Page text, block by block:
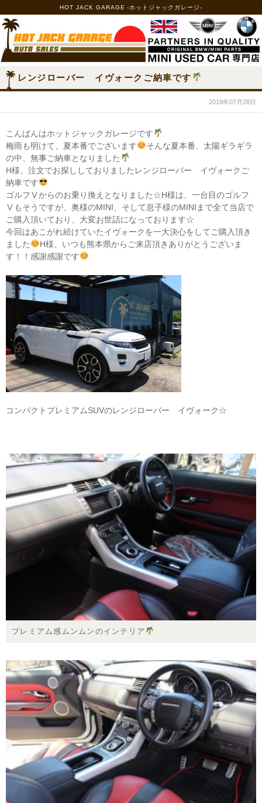
HOT JACK GARAGE -ホットジャックガレージ-
レンジローバー イヴォークご納車です
2019年07月28日
こんばんはホットジャックガレージです
梅雨も明けて、夏本番でございます
そんな夏本番、太陽ギラギラ
の中、無事ご納車となりました
H様、注文でお探ししておりましたレンジローバー イヴォークご
納車です
ゴルフⅤからのお乗り換えとなりました☆H様は、一台目のゴルフ
Ⅴもそうですが、奥様のMINI、そして息子様のMINIまで全て当店で
ご購入頂いており、大変お世話になっております☆
今回はあこがれ続けていたイヴォークを一大決心をしてご購入頂き
ました
H様、いつも熊本県からご来店頂きありがとうございま
す！！感謝感謝です
コンパクトプレミアムSUVのレンジローバー イヴォーク☆
プレミアム感ムンムンのインテリア